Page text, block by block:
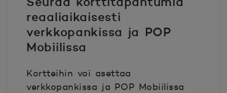
reaaliaikaisesti
verkkopankissa ja POP
Mobiilissa
Kortteihin voi asettaa
verkkopankissa ja POP Mobiilissa